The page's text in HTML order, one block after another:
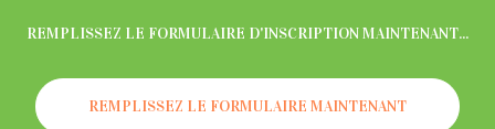
REMPLISSEZ LE FORMULAIRE D'INSCRIPTION MAINTENANT...
REMPLISSEZ LE FORMULAIRE MAINTENANT